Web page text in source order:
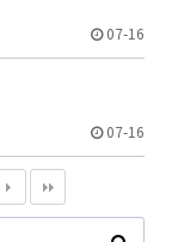
07-16
07-16